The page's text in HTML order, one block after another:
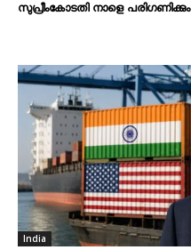
സുപ്രീംകോടതി നാളെ പരിഗണിക്കും
India